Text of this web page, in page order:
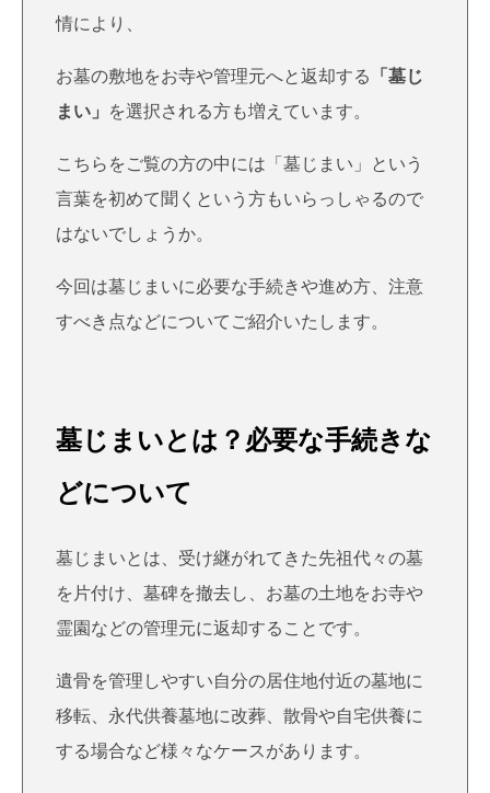
情により、
お墓の敷地をお寺や管理元へと返却する
「墓じ
まい」
を選択される方も増えています。
こちらをご覧の方の中には「墓じまい」という
言葉を初めて聞くという方もいらっしゃるので
はないでしょうか。
今回は墓じまいに必要な手続きや進め方、注意
すべき点などについてご紹介いたします。
墓じまいとは？必要な手続きな
どについて
墓じまいとは、受け継がれてきた先祖代々の墓
を片付け、墓碑を撤去し、お墓の土地をお寺や
霊園などの管理元に返却することです。
遺骨を管理しやすい自分の居住地付近の墓地に
移転、永代供養墓地に改葬、散骨や自宅供養に
する場合など様々なケースがあります。